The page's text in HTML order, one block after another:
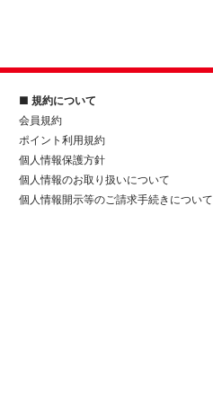
■ 規約について
会員規約
ポイント利用規約
個人情報保護方針
個人情報のお取り扱いについて
個人情報開示等のご請求手続きについて